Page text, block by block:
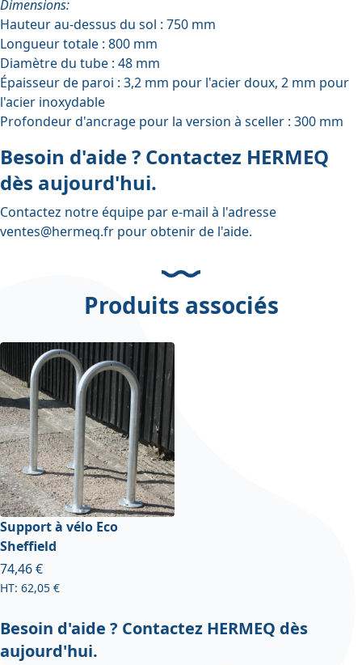
Dimensions:
Hauteur au-dessus du sol : 750 mm
Longueur totale : 800 mm
Diamètre du tube : 48 mm
Épaisseur de paroi : 3,2 mm pour l'acier doux, 2 mm pour
l'acier inoxydable
Profondeur d'ancrage pour la version à sceller : 300 mm
Besoin d'aide ? Contactez HERMEQ
dès aujourd'hui.
Contactez notre équipe par e-mail à l'adresse
ventes@hermeq.fr pour obtenir de l'aide.
Produits associés
Support à vélo Eco
Sheffield
À partir de
74,46 €
62,05 €
Besoin d'aide ? Contactez HERMEQ dès
aujourd'hui.